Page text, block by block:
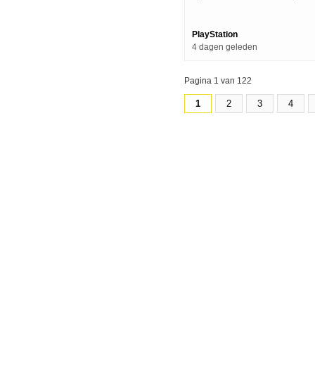
PlayStation
4 dagen geleden
Pagina 1 van 122
1 2 3 4